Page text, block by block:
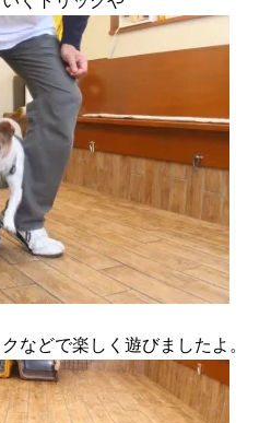
などで楽しく遊びましたよ。